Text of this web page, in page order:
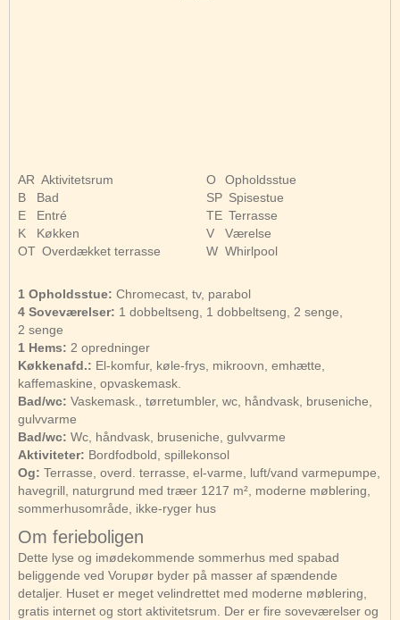
AR Aktivitetsrum
B
Bad
E
Entré
K
Køkken
OT Overdækket terrasse
O
Opholdsstue
SP Spisestue
TE Terrasse
V
Værelse
W Whirlpool
1 Opholdsstue: Chromecast, tv, parabol
4 Soveværelser: 1 dobbeltseng, 1 dobbeltseng, 2 senge,
2 senge
1 Hems: 2 opredninger
Køkkenafd.: El-komfur, køle-frys, mikroovn, emhætte,
kaffemaskine, opvaskemask.
Bad/wc: Vaskemask., tørretumbler, wc, håndvask, bruseniche,
gulvvarme
Bad/wc: Wc, håndvask, bruseniche, gulvvarme
Aktiviteter: Bordfodbold, spillekonsol
Og: Terrasse, overd. terrasse, el-varme, luft/vand varmepumpe,
havegrill, naturgrund med træer 1217 m², moderne møblering,
sommerhusområde, ikke-ryger hus
Om ferieboligen
Dette lyse og imødekommende sommerhus med spabad
beliggende ved Vorupør byder på masser af spændende
detaljer. Huset er meget velindrettet med moderne møblering,
gratis internet og stort aktivitetsrum. Der er fire soveværelser og